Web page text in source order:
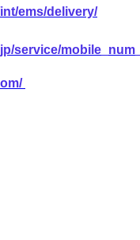
ems/delivery/
service/